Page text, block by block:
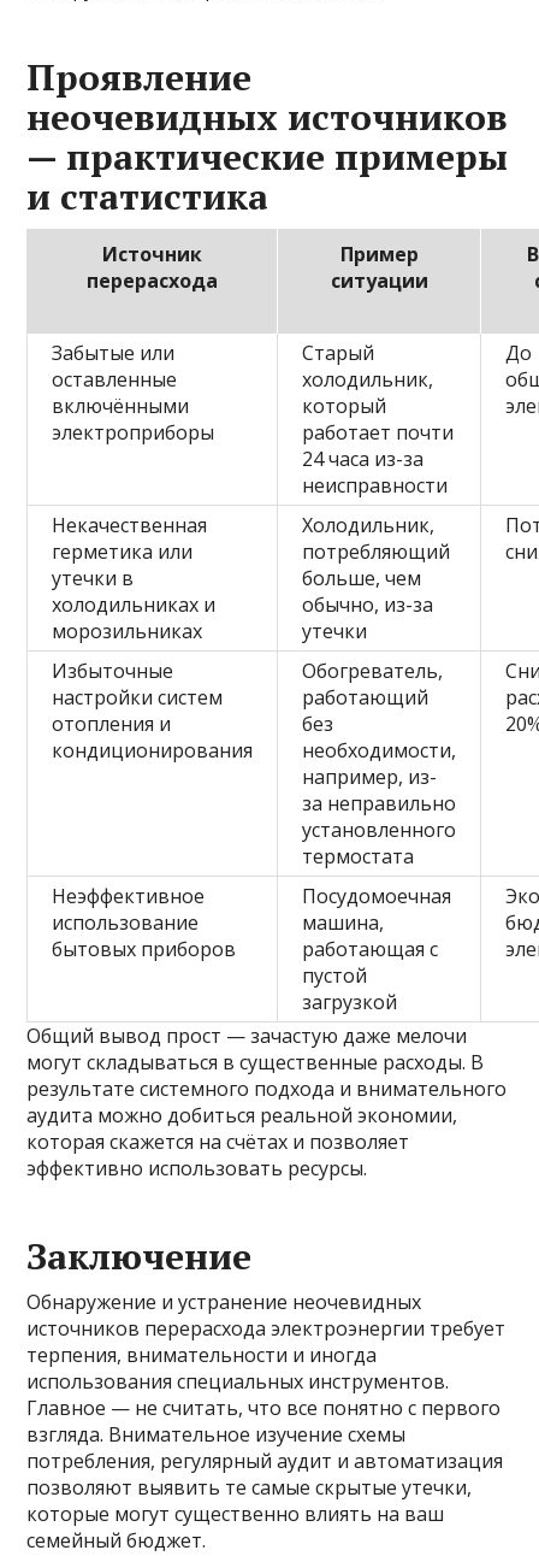
Проявление
неочевидных источников
— практические примеры
и статистика
Источник
перерасхода
Пример
ситуации
Забытые или
оставленные
включёнными
электроприборы
Старый
холодильник,
который
работает почти
24 часа из-за
неисправности
До
Некачественная
герметика или
утечки в
холодильниках и
морозильниках
Холодильник,
потребляющий
больше, чем
обычно, из-за
утечки
Избыточные
настройки систем
отопления и
кондиционирования
Обогреватель,
работающий
без
необходимости,
например, из-
за неправильно
установленного
термостата
Неэффективное
использование
бытовых приборов
Посудомоечная
машина,
работающая с
пустой
загрузкой
Общий вывод прост — зачастую даже мелочи
могут складываться в существенные расходы. В
результате системного подхода и внимательного
аудита можно добиться реальной экономии,
которая скажется на счётах и позволяет
эффективно использовать ресурсы.
Заключение
Обнаружение и устранение неочевидных
источников перерасхода электроэнергии требует
терпения, внимательности и иногда
использования специальных инструментов.
Главное — не считать, что все понятно с первого
взгляда. Внимательное изучение схемы
потребления, регулярный аудит и автоматизация
позволяют выявить те самые скрытые утечки,
которые могут существенно влиять на ваш
семейный бюджет.